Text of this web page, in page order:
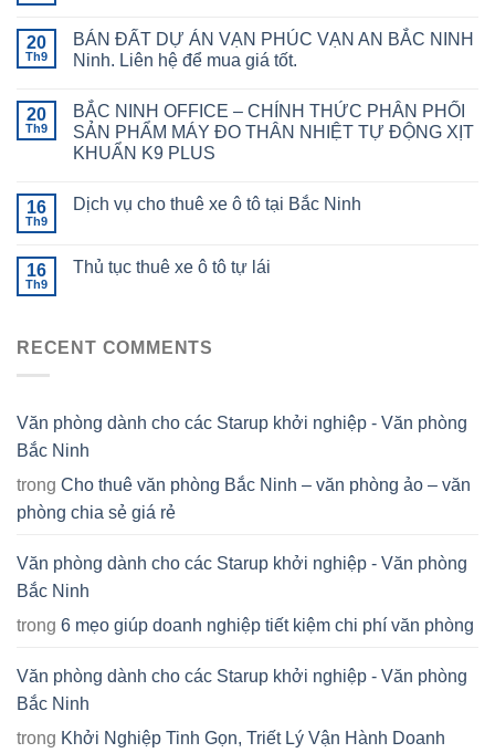
20
Th9
BÁN ĐẤT DỰ ÁN VẠN PHÚC VẠN AN BẮC NINH
Ninh. Liên hệ để mua giá tốt.
20
Th9
BẮC NINH OFFICE – CHÍNH THỨC PHÂN PHỐI
SẢN PHẨM MÁY ĐO THÂN NHIỆT TỰ ĐỘNG XỊT
KHUẨN K9 PLUS
16
Th9
Dịch vụ cho thuê xe ô tô tại Bắc Ninh
16
Th9
Thủ tục thuê xe ô tô tự lái
RECENT COMMENTS
Văn phòng dành cho các Starup khởi nghiệp - Văn phòng
Bắc Ninh
trong Cho thuê văn phòng Bắc Ninh – văn phòng ảo – văn
phòng chia sẻ giá rẻ
Văn phòng dành cho các Starup khởi nghiệp - Văn phòng
Bắc Ninh
trong 6 mẹo giúp doanh nghiệp tiết kiệm chi phí văn phòng
Văn phòng dành cho các Starup khởi nghiệp - Văn phòng
Bắc Ninh
trong Khởi Nghiệp Tinh Gọn, Triết Lý Vận Hành Doanh